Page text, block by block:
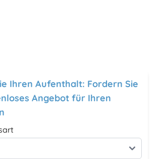
Ihren Aufenthalt: Fordern Sie
Angebot für Ihren